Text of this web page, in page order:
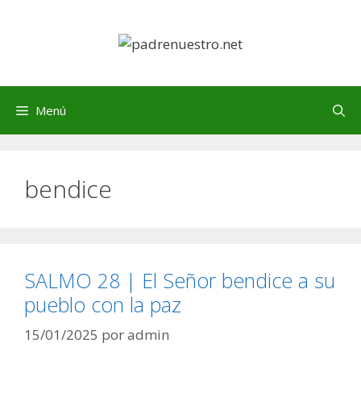
Menú
bendice
SALMO 28 | El Señor bendice a su
pueblo con la paz
15/01/2025 poradmin